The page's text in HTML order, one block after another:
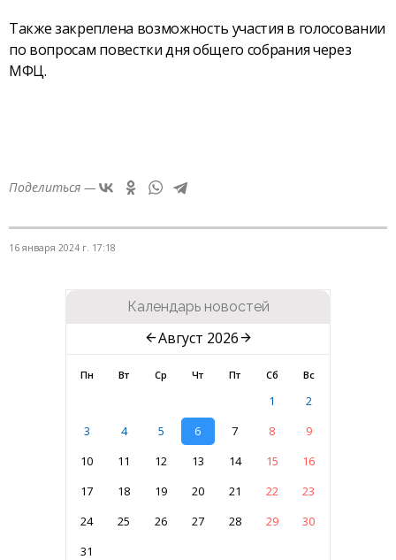
Также закреплена возможность участия в голосовании
по вопросам повестки дня общего собрания через
МФЦ.
Поделиться —
16 января 2024 г. 17:18
Календарь новостей
Август 2026
Пн Вт Ср Чт Пт Сб Вс
1
2
3
4 5 6 7 8
9
10
11 12 13 14 15
16
17
18 19 20 21 22
23
24
25 26 27 28 29
30
31